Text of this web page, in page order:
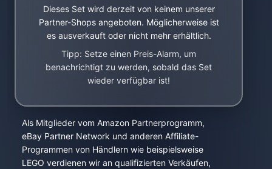
Dieses Set wird derzeit von keinem unserer
Partner-Shops angeboten. Möglicherweise ist
es ausverkauft oder nicht mehr erhältlich.
Tipp: Setze einen Preis-Alarm, um
benachrichtigt zu werden, sobald das Set
wieder verfügbar ist!
Als Mitglieder vom Amazon Partnerprogramm,
eBay Partner Network und anderen Affiliate-
Programmen von Händlern wie beispielsweise
LEGO verdienen wir an qualifizierten Verkäufen,